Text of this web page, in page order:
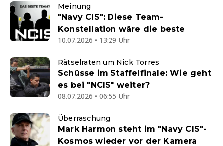
Meinung
"Navy CIS": Diese Team-
Konstellation wäre die beste
10.07.2026 • 13:29 Uhr
Rätselraten um Nick Torres
Schüsse im Staffelfinale: Wie geht
es bei "NCIS" weiter?
08.07.2026 • 06:55 Uhr
Überraschung
Mark Harmon steht im "Navy CIS"-
Kosmos wieder vor der Kamera